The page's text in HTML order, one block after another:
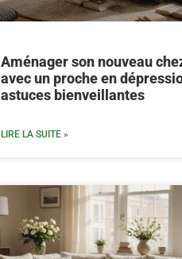
Aménager son nouveau
avec un proche en
astuces bienveillantes
LIRE LA SUITE »